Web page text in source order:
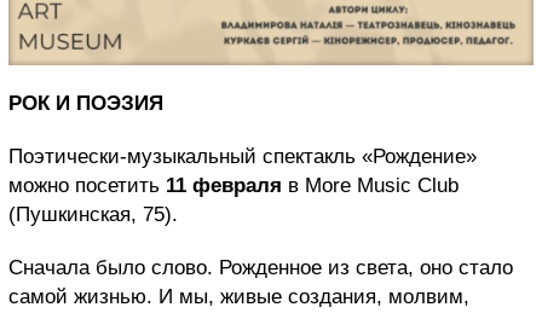
РОК И ПОЭЗИЯ
Поэтически-музыкальный спектакль «Рождение»
можно посетить 11 февраля в More Music Club
(Пушкинская, 75).
Сначала было слово. Рожденное из света, оно стало
самой жизнью. И мы, живые создания, молвим,